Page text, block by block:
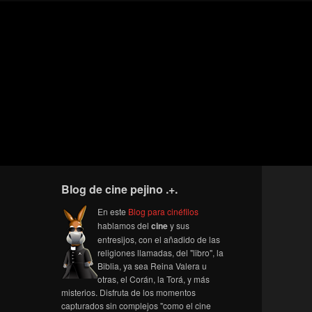
Blog de cine pejino .+.
En este Blog para cinéfilos
hablamos del ciney sus
entresijos, con el añadido de las
religiones llamadas, del "libro", la
Biblia, ya sea Reina Valera u
otras, el Corán, la Torá, y más
misterios. Disfruta de los momentos
capturados sin complejos "como el cine